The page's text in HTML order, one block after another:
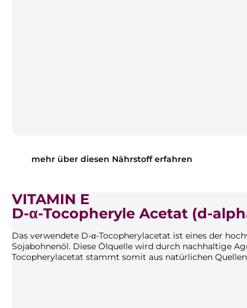
mehr über diesen Nährstoff erfahren
VITAMIN E
D-α-Tocopheryle Acetat (d-
Das verwendete D-α-Tocopherylacetat ist eines der
Sojabohnenöl. Diese Ölquelle wird durch nachhaltige
Tocopherylacetat stammt somit aus natürlichen